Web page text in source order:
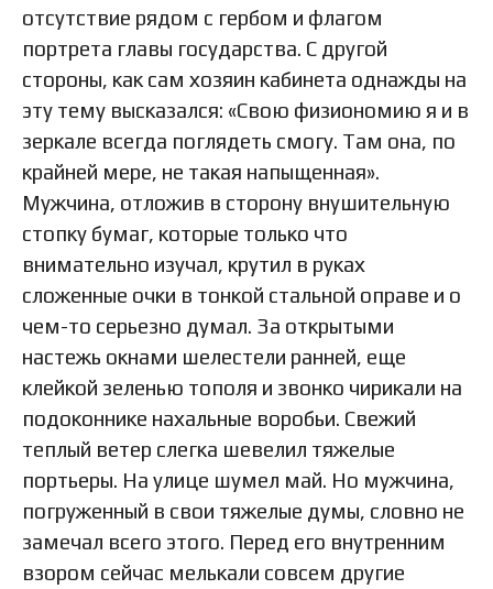
отсутствие рядом с гербом и флагом
портрета главы государства. С другой
стороны, как сам хозяин кабинета однажды на
эту тему высказался: «Свою физиономию я и в
зеркале всегда поглядеть смогу. Там она, по
крайней мере, не такая напыщенная».
Мужчина, отложив в сторону внушительную
стопку бумаг, которые только что
внимательно изучал, крутил в руках
сложенные очки в тонкой стальной оправе и о
чем-то серьезно думал. За открытыми
настежь окнами шелестели ранней, еще
клейкой зеленью тополя и звонко чирикали на
подоконнике нахальные воробьи. Свежий
теплый ветер слегка шевелил тяжелые
портьеры. На улице шумел май. Но мужчина,
погруженный в свои тяжелые думы, словно не
замечал всего этого. Перед его внутренним
взором сейчас мелькали совсем другие